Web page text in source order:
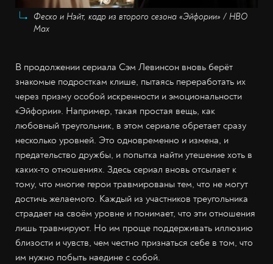
Феско и Нэйт, кадр из второго сезона «Эйфории» / HBO
Max
В продолжении сериала Сэм Левинсон вновь берёт
знакомые подросткам клише, пытаясь переработать их
через призму особой искренности и эмоциональности
«Эйфории». Например, такая простая вещь, как
любовный треугольник, в этом сериале обретает сразу
несколько уровней. Это одновременно и измена, и
предательство дружбы, и попытка найти утешение хоть в
каких-то отношениях. Здесь сериал вновь отсылает к
тому, что многие герои травмированы тем, что не могут
достичь желаемого. Каждый из участников треугольника
страдает на своём уровне и понимает, что эти отношения
лишь травмируют. Но им проще поддерживать иллюзию
близости и чувств, чем честно признаться себе в том, что
им нужно побыть наедине с собой.